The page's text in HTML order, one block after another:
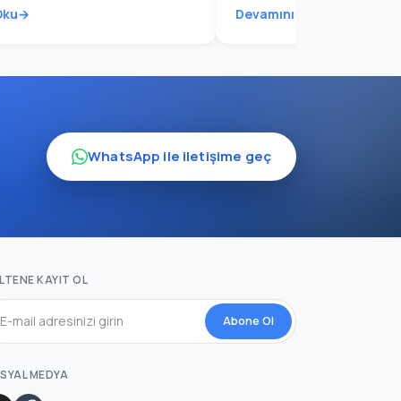
Devamını Oku
WhatsApp ile iletişime geç
KAYIT OL
Abone Ol
MEDYA